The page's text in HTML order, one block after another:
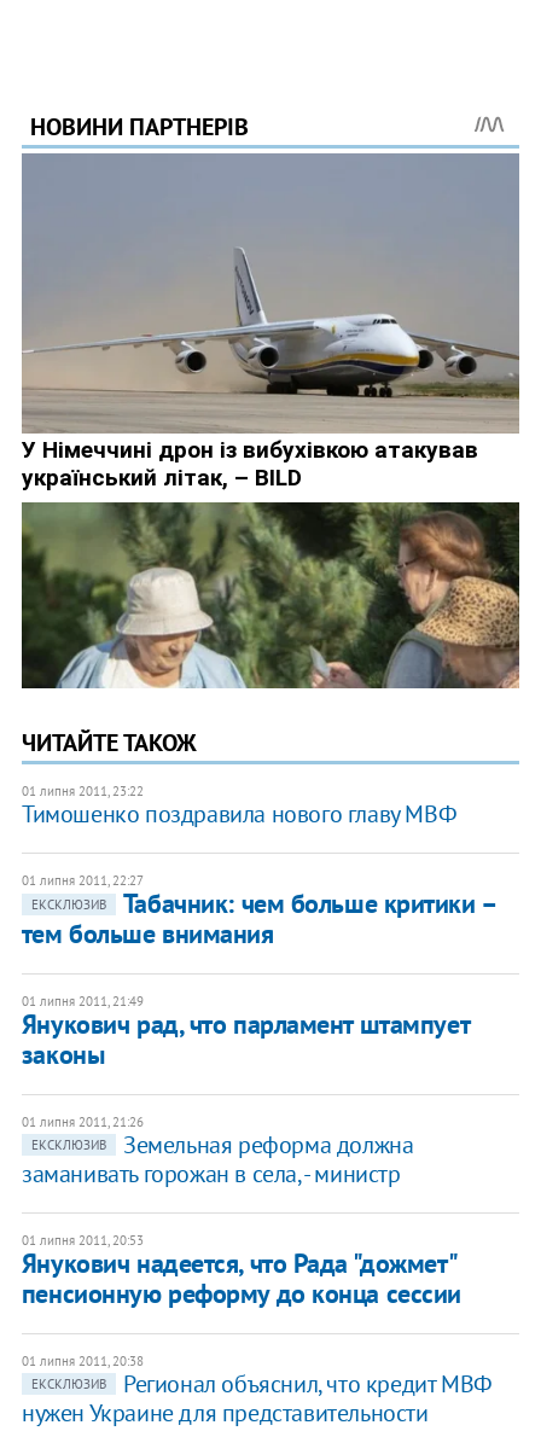
ЧИТАЙТЕ ТАКОЖ
01 липня 2011, 23:22
Тимошенко поздравила нового главу МВФ
01 липня 2011, 22:27
ЕКСКЛЮЗИВ
Табачник: чем больше критики –
тем больше внимания
01 липня 2011, 21:49
Янукович рад, что парламент штампует
законы
01 липня 2011, 21:26
ЕКСКЛЮЗИВ
Земельная реформа должна
заманивать горожан в села, - министр
01 липня 2011, 20:53
Янукович надеется, что Рада "дожмет"
пенсионную реформу до конца сессии
01 липня 2011, 20:38
ЕКСКЛЮЗИВ
Регионал объяснил, что кредит МВФ
нужен Украине для представительности